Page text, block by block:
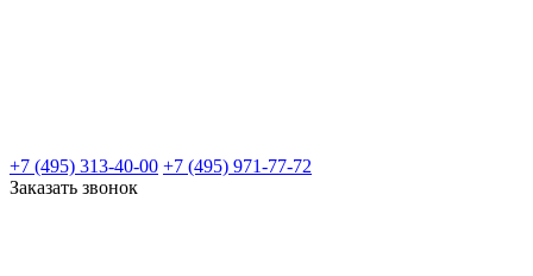
+7 (495) 313-40-00 +7 (495) 971-77-72
Заказать звонок